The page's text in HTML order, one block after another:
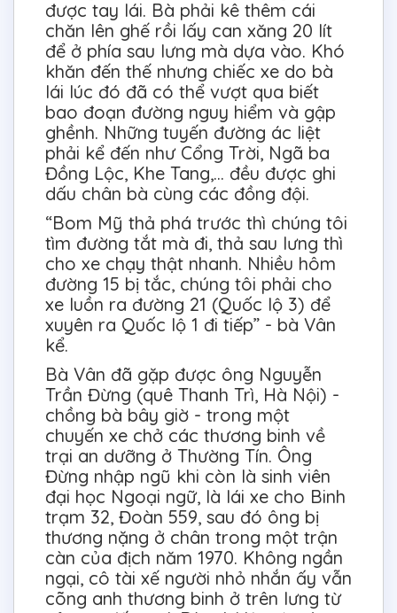
được tay lái. Bà phải kê thêm cái
chăn lên ghế rồi lấy can xăng 20 lít
để ở phía sau lưng mà dựa vào. Khó
khăn đến thế nhưng chiếc xe do bà
lái lúc đó đã có thể vượt qua biết
bao đoạn đường nguy hiểm và gập
ghềnh. Những tuyến đường ác liệt
phải kể đến như Cổng Trời, Ngã ba
Đồng Lộc, Khe Tang,… đều được ghi
dấu chân bà cùng các đồng đội.
“Bom Mỹ thả phá trước thì chúng tôi
tìm đường tắt mà đi, thả sau lưng thì
cho xe chạy thật nhanh. Nhiều hôm
đường 15 bị tắc, chúng tôi phải cho
xe luồn ra đường 21 (Quốc lộ 3) để
xuyên ra Quốc lộ 1 đi tiếp” - bà Vân
kể.
Bà Vân đã gặp được ông Nguyễn
Trần Đừng (quê Thanh Trì, Hà Nội) -
chồng bà bây giờ - trong một
chuyến xe chở các thương binh về
trại an dưỡng ở Thường Tín. Ông
Đừng nhập ngũ khi còn là sinh viên
đại học Ngoại ngữ, là lái xe cho Binh
trạm 32, Đoàn 559, sau đó ông bị
thương nặng ở chân trong một trận
càn của địch năm 1970. Không ngần
ngại, cô tài xế người nhỏ nhắn ấy vẫn
cõng anh thương binh ở trên lưng từ